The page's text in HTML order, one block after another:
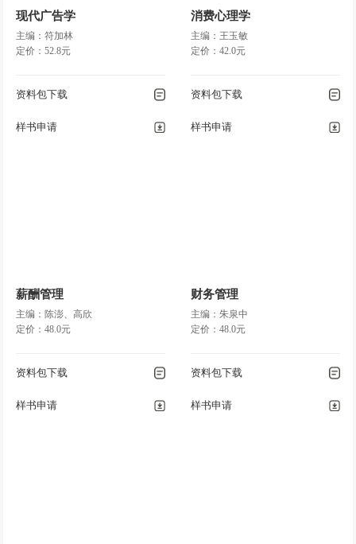
现代广告学
主编：符加林
定价：52.8元
资料包下载
样书申请
消费心理学
主编：王玉敏
定价：42.0元
资料包下载
样书申请
薪酬管理
主编：陈澎、高欣
定价：48.0元
资料包下载
样书申请
财务管理
主编：朱泉中
定价：48.0元
资料包下载
样书申请